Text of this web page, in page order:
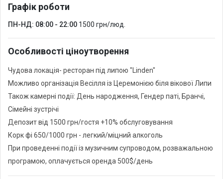
Графік роботи
ПН-НД: 08:00 - 22:00 1500 грн/люд.
Особливості ціноутворення
Чудова локація- ресторан під липою "Linden"
Можливо організація Весілля із Церемонією біля вікової Липи
Також камерні події: День народження, Гендер паті, Бранчі,
Сімейні зустрічі
Депозит від 1500 грн/гостя +10% обслуговування
Корк фі 650/1000 грн - легкий/міцний алкоголь
При проведенні події із музичним супроводом, розважальною
програмою, оплачується оренда 500$/день